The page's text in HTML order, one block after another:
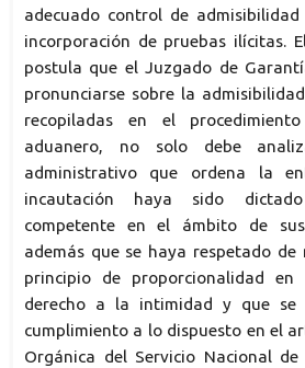
adecuado control de
incorporación de pruebas ilícitas.
postula que el Juzgado de
pronunciarse sobre la
recopiladas en el
aduanero, no solo debe
administrativo que ordena la
incautación haya sido
competente en el ámbito de
además que se haya respetado
principio de proporcionalidad
derecho a la intimidad y que se
cumplimiento a lo dispuesto en el
Orgánica del Servicio Nacional de